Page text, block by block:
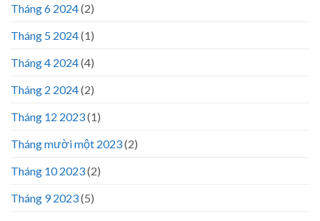
Tháng 6 2024(2)
Tháng 5 2024(1)
Tháng 4 2024(4)
Tháng 2 2024(2)
Tháng 12 2023(1)
Tháng mười một 2023(2)
Tháng 10 2023(2)
Tháng 9 2023(5)